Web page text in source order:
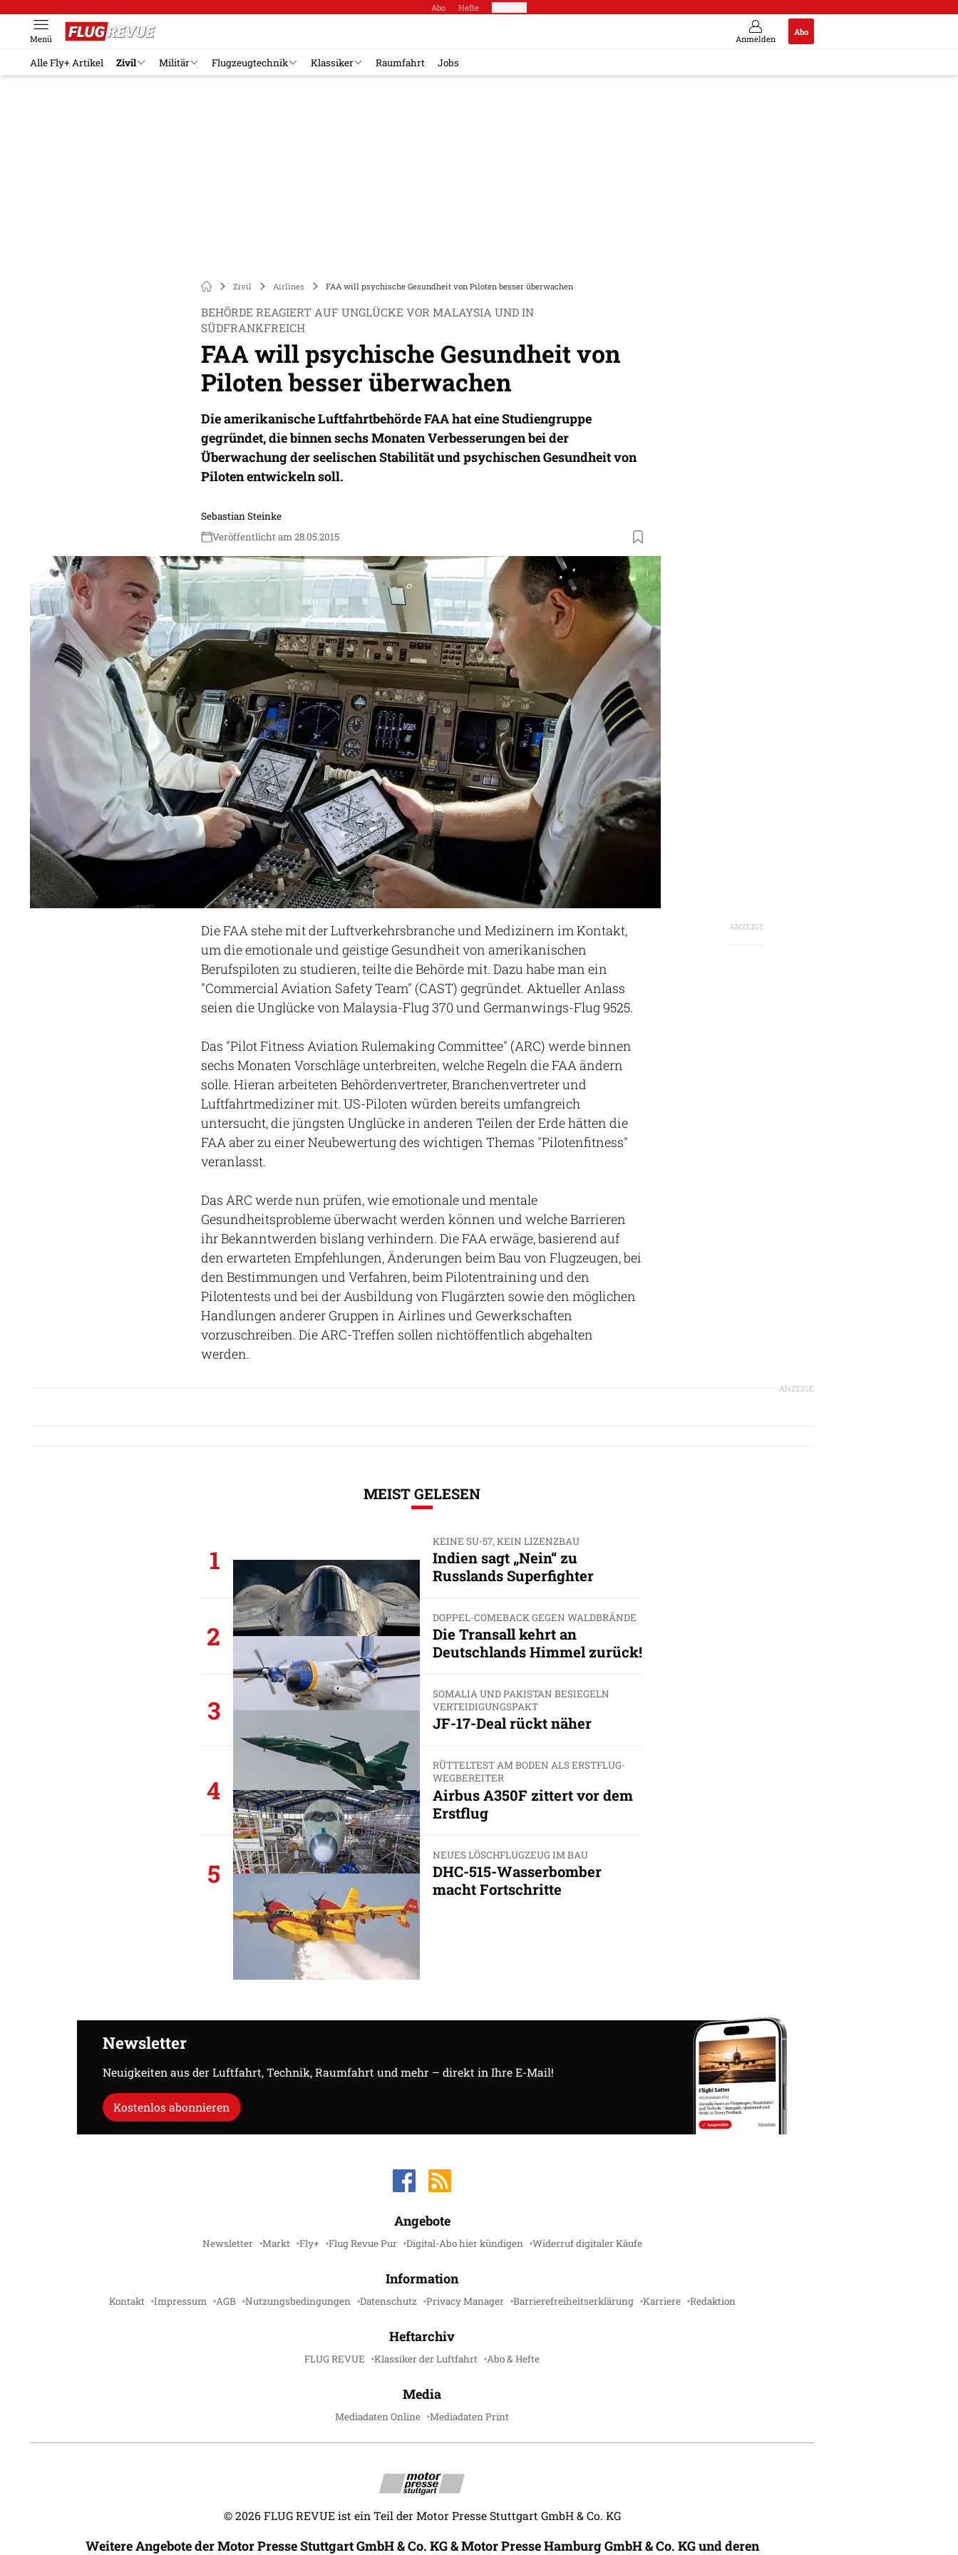
Abo Hefte
Anmelden
Abo
Menü
Alle Fly+ Artikel Zivil Militär Flugzeugtechnik Klassiker Raumfahrt Jobs
Zivil Airlines FAA will psychische Gesundheit von Piloten besser überwachen
BEHÖRDE REAGIERT AUF UNGLÜCKE VOR MALAYSIA UND IN
SÜDFRANKFREICH
FAA will psychische Gesundheit von
Piloten besser überwachen
Die amerikanische Luftfahrtbehörde FAA hat eine Studiengruppe
gegründet, die binnen sechs Monaten Verbesserungen bei der
Überwachung der seelischen Stabilität und psychischen Gesundheit von
Piloten entwickeln soll.
Sebastian Steinke
Veröffentlicht am 28.05.2015
ANZEIGE
Die FAA stehe mit der Luftverkehrsbranche und Medizinern im Kontakt,
um die emotionale und geistige Gesundheit von amerikanischen
Berufspiloten zu studieren, teilte die Behörde mit. Dazu habe man ein
"Commercial Aviation Safety Team" (CAST) gegründet. Aktueller Anlass
seien die Unglücke von Malaysia-Flug 370 und Germanwings-Flug 9525.
Das "Pilot Fitness Aviation Rulemaking Committee" (ARC) werde binnen
sechs Monaten Vorschläge unterbreiten, welche Regeln die FAA ändern
solle. Hieran arbeiteten Behördenvertreter, Branchenvertreter und
Luftfahrtmediziner mit. US-Piloten würden bereits umfangreich
untersucht, die jüngsten Unglücke in anderen Teilen der Erde hätten die
FAA aber zu einer Neubewertung des wichtigen Themas "Pilotenfitness"
veranlasst.
Das ARC werde nun prüfen, wie emotionale und mentale
Gesundheitsprobleme überwacht werden können und welche Barrieren
ihr Bekanntwerden bislang verhindern. Die FAA erwäge, basierend auf
den erwarteten Empfehlungen, Änderungen beim Bau von Flugzeugen, bei
den Bestimmungen und Verfahren, beim Pilotentraining und den
Pilotentests und bei der Ausbildung von Flugärzten sowie den möglichen
Handlungen anderer Gruppen in Airlines und Gewerkschaften
vorzuschreiben. Die ARC-Treffen sollen nichtöffentlich abgehalten
werden.
ANZEIGE
MEIST GELESEN
1
KEINE SU-57, KEIN LIZENZBAU
Indien sagt „Nein“ zu
Russlands Superfighter
2
DOPPEL-COMEBACK GEGEN WALDBRÄNDE
Die Transall kehrt an
Deutschlands Himmel zurück!
3
SOMALIA UND PAKISTAN BESIEGELN
VERTEIDIGUNGSPAKT
JF-17-Deal rückt näher
4
RÜTTELTEST AM BODEN ALS ERSTFLUG-
WEGBEREITER
Airbus A350F zittert vor dem
Erstflug
5
NEUES LÖSCHFLUGZEUG IM BAU
DHC-515-Wasserbomber
macht Fortschritte
Newsletter
Neuigkeiten aus der Luftfahrt, Technik, Raumfahrt und mehr – direkt in Ihre E-Mail!
Kostenlos abonnieren
Angebote
Newsletter Markt Fly+ Flug Revue Pur Digital-Abo hier kündigen Widerruf digitaler Käufe
Information
Kontakt Impressum AGB Nutzungsbedingungen Datenschutz Privacy Manager Barrierefreiheitserklärung Karriere Redaktion
Heftarchiv
FLUG REVUE Klassiker der Luftfahrt Abo & Hefte
Media
Mediadaten Online Mediadaten Print
©2026 FLUG REVUE ist ein Teil der Motor Presse Stuttgart GmbH & Co. KG
Weitere Angebote der Motor Presse Stuttgart GmbH & Co. KG & Motor Presse Hamburg GmbH & Co. KG und deren